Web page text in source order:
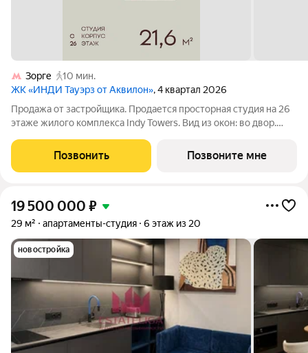
Зорге
10 мин.
ЖК «ИНДИ Тауэрз от Аквилон», 4 квартал 2026
Продажа от застройщика. Продается просторная студия на 26
этаже жилого комплекса Indy Towers. Вид из окон: во двор.
отделкой WhiteBox. - Вам не придется заниматься черновыми
работами. -
Позвонить Позвоните мне
19 500 000 ₽
29 м² апартаменты-студия 6 этаж из 20
новостройка